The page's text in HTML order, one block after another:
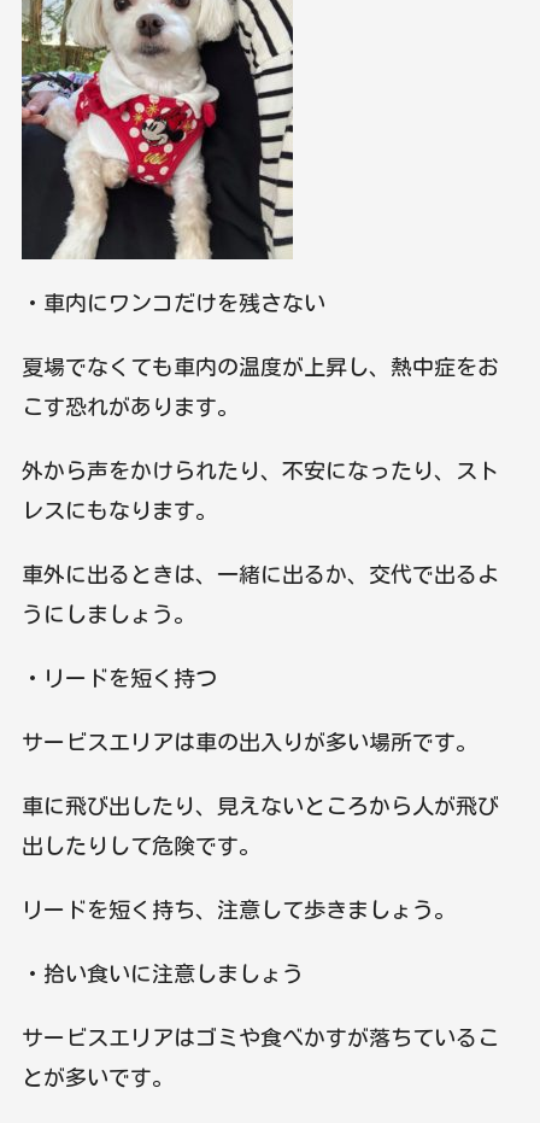
・車内にワンコだけを残さない
夏場でなくても車内の温度が上昇し、熱中症をお
こす恐れがあります。
外から声をかけられたり、不安になったり、スト
レスにもなります。
車外に出るときは、一緒に出るか、交代で出るよ
うにしましょう。
・リードを短く持つ
サービスエリアは車の出入りが多い場所です。
車に飛び出したり、見えないところから人が飛び
出したりして危険です。
リードを短く持ち、注意して歩きましょう。
・拾い食いに注意しましょう
サービスエリアはゴミや食べかすが落ちているこ
とが多いです。